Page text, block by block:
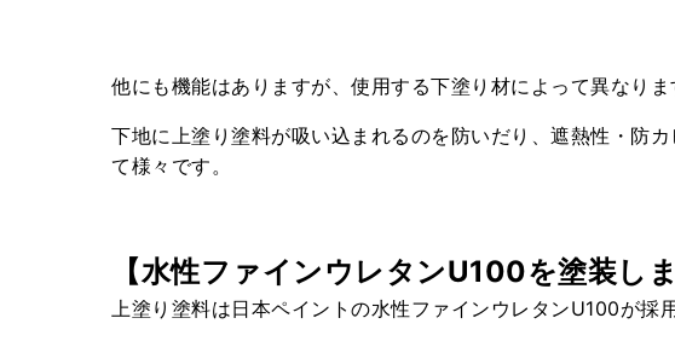
他にも機能はありますが、使用する下塗り材によって異なりま
下地に上塗り塗料が吸い込まれるのを防いだり、遮熱性・防
て様々です。
【水性ファインウレタンU100を塗装しま
上塗り塗料は日本ペイントの水性ファインウレタンU100が採